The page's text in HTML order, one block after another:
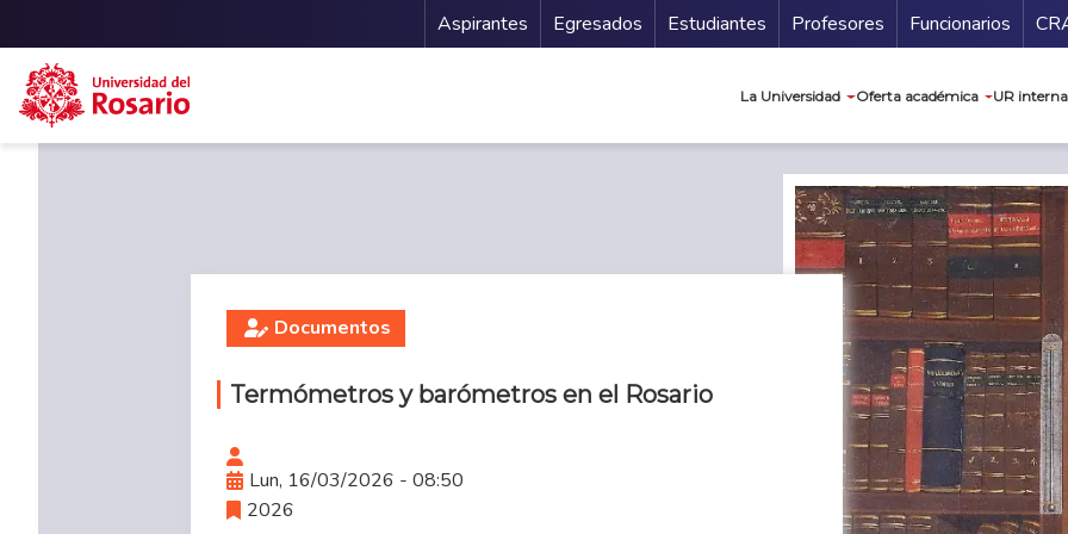
Menu Secundario
Aspirantes Egresados Estudiantes Profesores Funcionarios
La Universidad Oferta académica UR
Documentos
Termómetros y barómetros en el Rosario
Lun, 16/03/2026 - 08:50
2026